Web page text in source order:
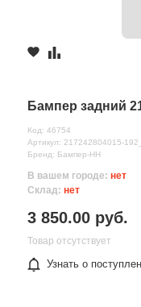
Бампер задний
Код: 46754
Артикул: 217242804015-
Бренд: Бампер-НН
В вашем городе: нет
Склад: нет
3 850.00 руб.
Товар отсутствует
Узнать о